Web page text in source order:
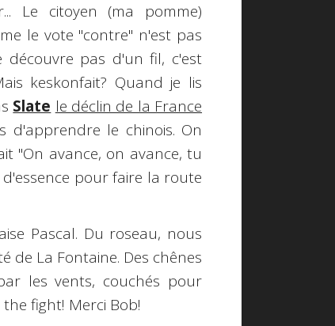
Le citoyen (ma pomme)
le vote "contre" n'est pas
découvre pas d'un fil, c'est
keskonfait? Quand je lis
Slate le déclin de la France
d'apprendre le chinois. On
"On avance, on avance, tu
pour faire la route
Pascal. Du roseau, nous
de La Fontaine. Des chênes
les vents, couchés pour
fight! Merci Bob!